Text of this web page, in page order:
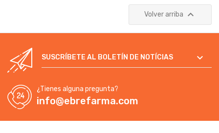
Volver arriba 
SUSCRÍBETE AL BOLETÍN DE NOTÍCIAS 
¿Tienes alguna pregunta?
info@ebrefarma.com